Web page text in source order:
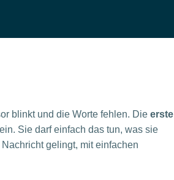
blinkt und die Worte fehlen. Die erste
Sie darf einfach das tun, was sie
gelingt, mit einfachen